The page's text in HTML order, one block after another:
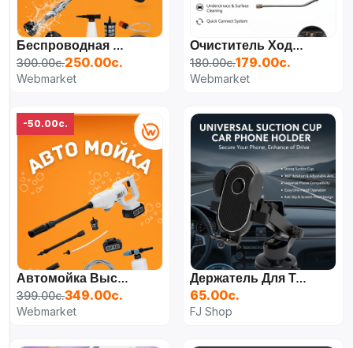
Беспроводная Мини Мойка Для Автомобилей В Домашних Условиях
300.00с.250.00с.
Webmarket
Очиститель Ходовой Части 15 Дюймов
180.00с.179.00с.
Webmarket
-50.00с.
Автомойка Высокого Давления Аккумуляторная
399.00с.349.00с.
Webmarket
Держатель Для Телефона Автомобильный В Машину, На Стекло, На Панель, На Присоске
65.00с.
FJ Shop